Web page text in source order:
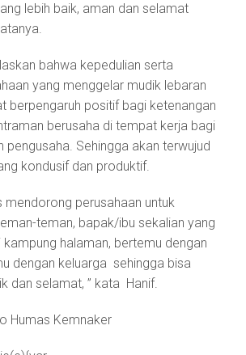
lebih baik, aman dan selamat
bahwa kepedulian serta
yang menggelar mudik lebaran
berpengaruh positif bagi ketenangan
berusaha di tempat kerja bagi
pengusaha. Sehingga akan terwujud
kondusif dan produktif.
mendorong perusahaan untuk
teman, bapak/ibu sekalian yang
kampung halaman, bertemu dengan
dengan keluarga sehingga bisa
dan selamat, ” kata Hanif.
Humas Kemnaker